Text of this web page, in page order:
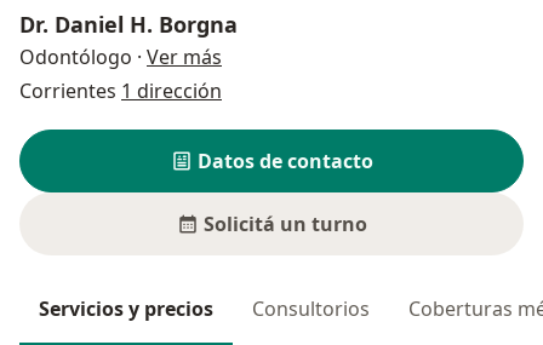
Dr. Daniel H. Borgna
Odontólogo · Ver más
Corrientes 1 dirección
Datos de contacto
Solicitá un turno
Servicios y precios Consultorios Coberturas